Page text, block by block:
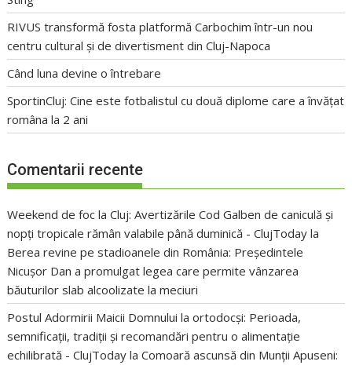
RIVUS transformă fosta platformă Carbochim într-un nou
centru cultural și de divertisment din Cluj-Napoca
Când luna devine o întrebare
SportinCluj: Cine este fotbalistul cu două diplome care a învățat
româna la 2 ani
Comentarii recente
Weekend de foc la Cluj: Avertizările Cod Galben de caniculă și
nopți tropicale rămân valabile până duminică - ClujToday la
Berea revine pe stadioanele din România: Președintele
Nicușor Dan a promulgat legea care permite vânzarea
băuturilor slab alcoolizate la meciuri
Postul Adormirii Maicii Domnului la ortodocși: Perioada,
semnificații, tradiții și recomandări pentru o alimentație
echilibrată - ClujToday laComoară ascunsă din Munții Apuseni: